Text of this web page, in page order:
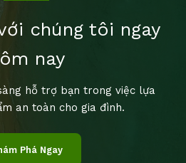
chúng tôi ngay
nay
hỗ trợ bạn trong việc lựa
an toàn cho gia đình.
Phá Ngay